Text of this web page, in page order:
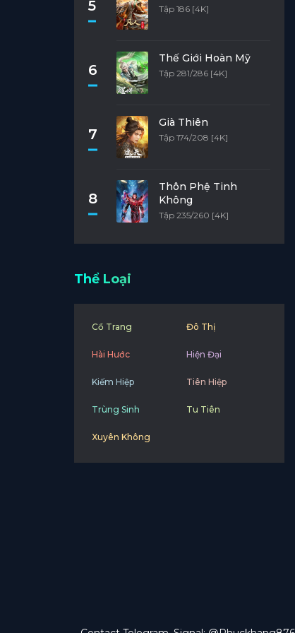
5 Tập 186 [4K]
6
Thế Giới Hoàn Mỹ
Tập 281/286 [4K]
7
Già Thiên
Tập 174/208 [4K]
8
Thôn Phệ Tinh
Không
Tập 235/260 [4K]
Thể Loại
Cổ Trang Đô Thị
Hài Hước Hiện Đại
Kiếm Hiệp Tiên Hiệp
Trùng Sinh Tu Tiên
Xuyên Không